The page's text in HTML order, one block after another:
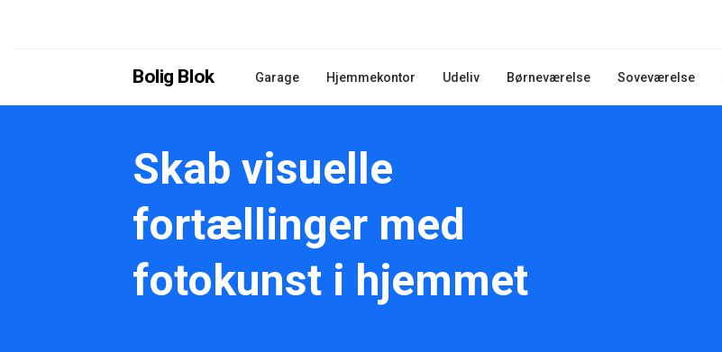
Bolig Blok Garage Hjemmekontor Udeliv Børneværelse Soveværelse
Skab visuelle
fortællinger med
fotokunst i hjemmet